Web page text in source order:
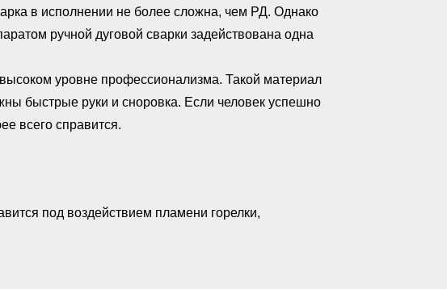
в исполнении не более сложна, чем РД. Однако
ручной дуговой сварки задействована одна
уровне профессионализма. Такой материал
быстрые руки и сноровка. Если человек успешно
всего справится.
под воздействием пламени горелки,